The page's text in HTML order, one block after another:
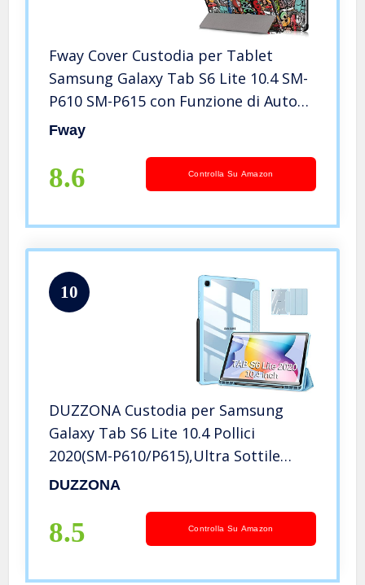
Fway Cover Custodia per Tablet
Samsung Galaxy Tab S6 Lite 10.4 SM-
P610 SM-P615 con Funzione di Auto
Sveglia/Sonno
Fway
8.6 Controlla Su Amazon
10
DUZZONA Custodia per Samsung
Galaxy Tab S6 Lite 10.4 Pollici
2020(SM-P610/P615),Ultra Sottile
Cover con S Pen Holder,Custodia
Galaxy S6 Lite,Blu
DUZZONA
8.5 Controlla Su Amazon